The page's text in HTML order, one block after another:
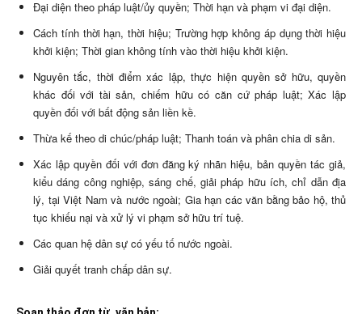
Đại diện theo pháp luật/ủy quyền; Thời hạn và phạm vi đại diện.
Cách tính thời hạn, thời hiệu; Trường hợp không áp dụng thời hiệu
khởi kiện; Thời gian không tính vào thời hiệu khởi kiện.
Nguyên tắc, thời điểm xác lập, thực hiện quyền sở hữu, quyền
khác đối với tài sản, chiếm hữu có căn cứ pháp luật; Xác lập
quyền đối với bất động sản liền kề.
Thừa kế theo di chúc/pháp luật; Thanh toán và phân chia di sản.
Xác lập quyền đối với đơn đăng ký nhãn hiệu, bản quyền tác giả,
kiểu dáng công nghiệp, sáng chế, giải pháp hữu ích, chỉ dẫn địa
lý, tại Việt Nam và nước ngoài; Gia hạn các văn bằng bảo hộ, thủ
tục khiếu nại và xử lý vi phạm sở hữu trí tuệ.
Các quan hệ dân sự có yếu tố nước ngoài.
Giải quyết tranh chấp dân sự.